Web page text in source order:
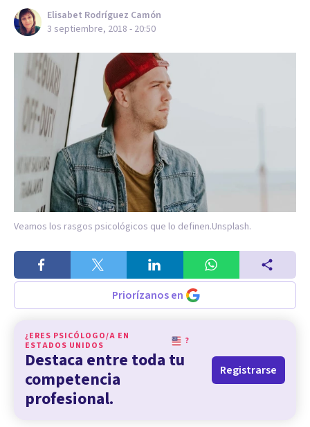
Elisabet Rodríguez Camón
3 septiembre, 2018 - 20:50
Veamos los rasgos psicológicos que lo definen.Unsplash.
Priorízanos en
¿ERES PSICÓLOGO/A EN
ESTADOS UNIDOS
?
Destaca entre toda tu
competencia
profesional.
Registrarse